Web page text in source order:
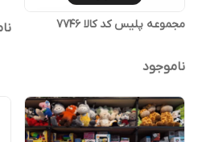
مجموعه پلیس کد کالا ۷۷۴۶
ناموجود